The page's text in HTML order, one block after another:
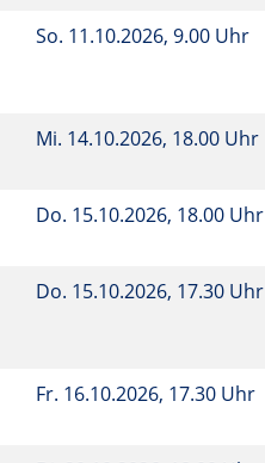
So. 11.10.2026, 9.00 Uhr
Mi. 14.10.2026, 18.00 Uhr
Do. 15.10.2026, 18.00 Uhr
Do. 15.10.2026, 17.30 Uhr
Fr. 16.10.2026, 17.30 Uhr